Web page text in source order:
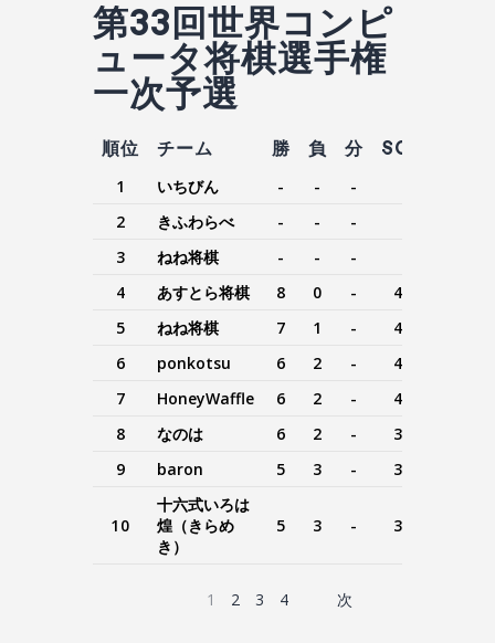
第33回世界コンピ
ュータ将棋選手権
一次予選
順位 チーム 勝 負 分 SOLC
1
いちびん - - -
2
きふわらべ - - -
3
ねね将棋 - - -
4
あすとら将棋 8 0 - 41.0
5
ねね将棋 7 1 - 40.0
6
ponkotsu 6 2 - 42.0
7
HoneyWaffle 6 2 - 41.0
8
なのは 6 2 - 38.0
9
baron 5 3 - 38.0
10
十六式いろは
煌（きらめ
き）
5 3 - 37.0
1 2 3 4 次